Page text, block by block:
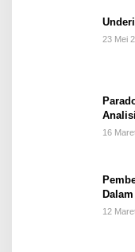
23 Mei
16
Untuk
12